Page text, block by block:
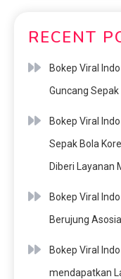
RECENT
Bokep Viral
Guncang
Bokep Viral
Sepak Bola
Diberi Layanan
Bokep Viral
Berujung
Bokep Viral
mendapatkan